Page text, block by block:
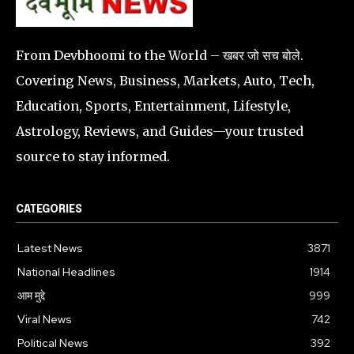
From Devbhoomi to the World – खबर जो सच बोले.
Covering News, Business, Markets, Auto, Tech,
Education, Sports, Entertainment, Lifestyle,
Astrology, Reviews, and Guides—your trusted
source to stay informed.
CATEGORIES
Latest News
3871
National Headlines
1914
आम मुद्दे
999
Viral News
742
Political News
392